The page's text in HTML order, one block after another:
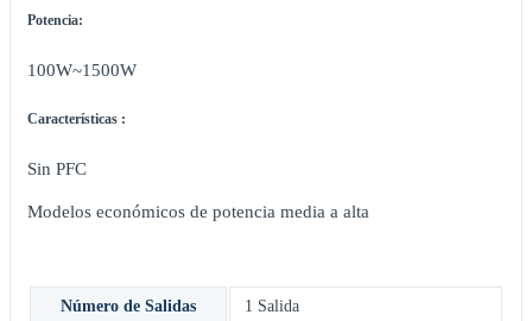
Potencia:
100W~1500W
Características :
Sin PFC
Modelos económicos de potencia media a alta
Número de Salidas 1 Salida